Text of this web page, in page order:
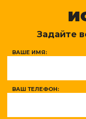
Задайте
ВАШЕ ИМЯ:
ВАШ ТЕЛЕФОН: